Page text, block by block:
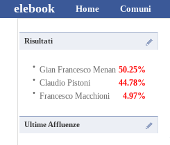
elebook Home Comuni
Risultati
· Gian Francesco Menan 50.25%
· Claudio Pistoni 44.78%
· Francesco Macchioni 4.97%
Ultime Affluenze